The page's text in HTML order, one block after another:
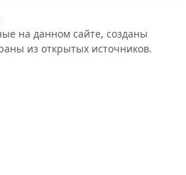
на данном сайте, созданы
из открытых источников.